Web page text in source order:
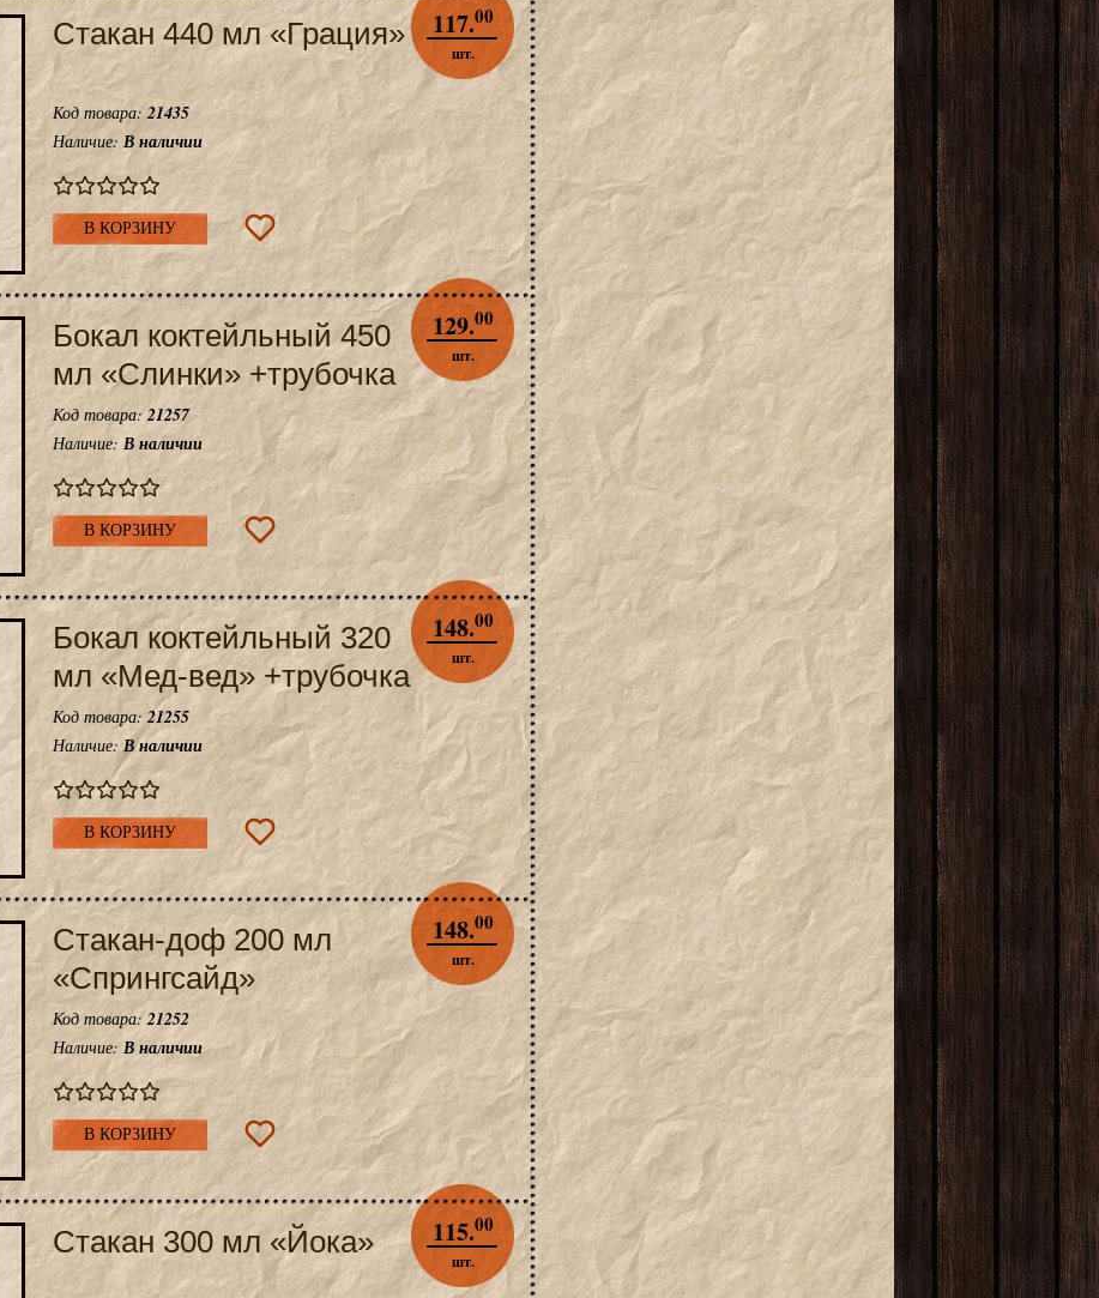
Стакан 440 мл «Грация» 117.00
шт.
Код товара:21435
Наличие: В наличии
В КОРЗИНУ
Бокал коктейльный 450
мл «Слинки» +трубочка
129.00
шт.
Код товара:21257
Наличие: В наличии
В КОРЗИНУ
Бокал коктейльный 320
мл «Мед-вед» +трубочка
148.00
шт.
Код товара:21255
Наличие:В наличии
В КОРЗИНУ
Стакан-доф 200 мл
«Спрингсайд»
148.00
шт.
Код товара:21252
Наличие: В наличии
В КОРЗИНУ
Стакан 300 мл «Йока» 115.00
шт.